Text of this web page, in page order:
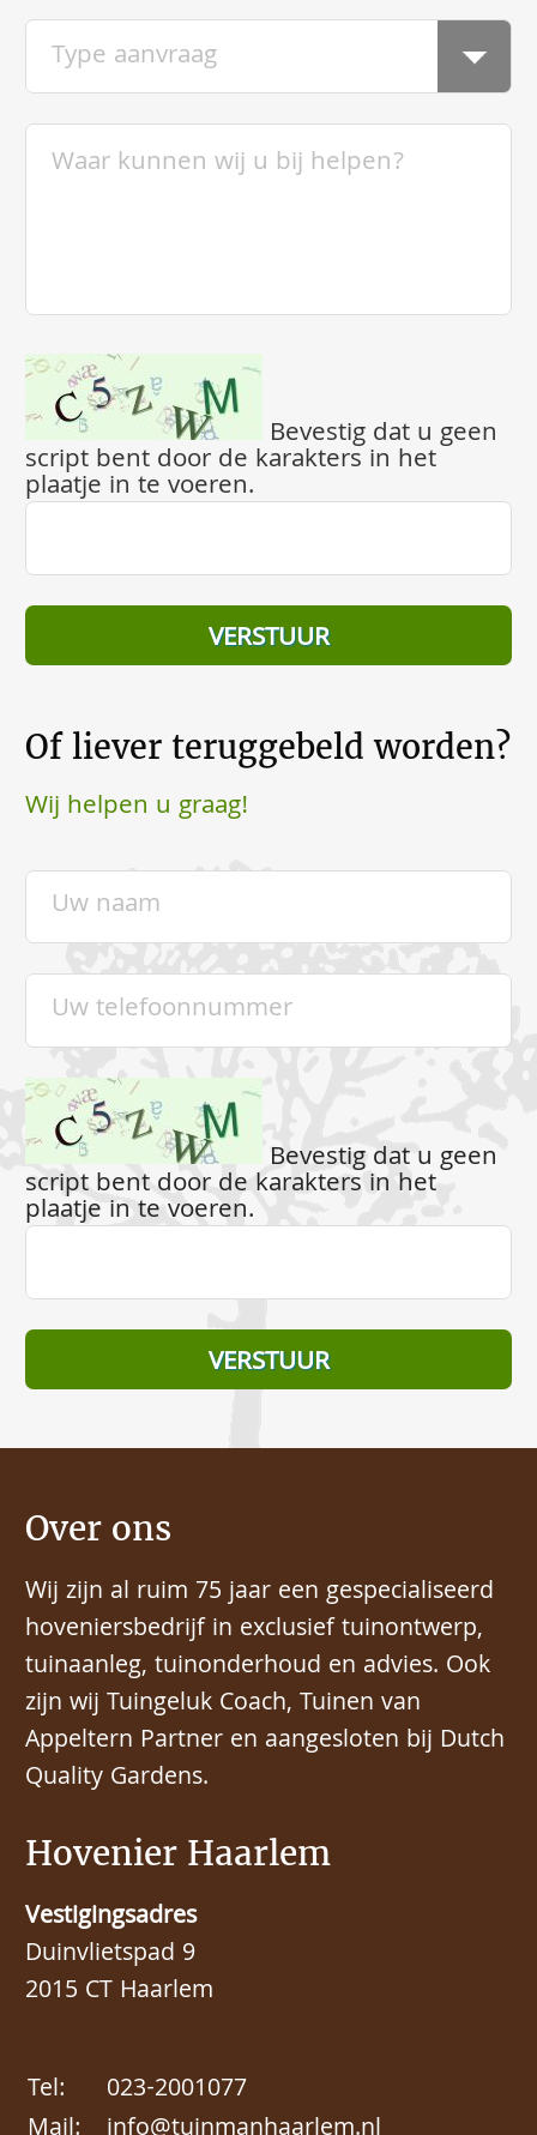
Bevestig dat u geen
script bent door de karakters in het
plaatje in te voeren.
Of liever teruggebeld worden?
Wij helpen u graag!
Bevestig dat u geen
script bent door de karakters in het
plaatje in te voeren.
Hovenier Haarlem
Vestigingsadres
Duinvlietspad 9
2015 CT Haarlem
Tel:
023-2001077
Over ons
Wij zijn al ruim 75 jaar een gespecialiseerd
hoveniersbedrijf in exclusief tuinontwerp,
tuinaanleg, tuinonderhoud en advies. Ook
zijn wij Tuingeluk Coach, Tuinen van
Appeltern Partner en aangesloten bij Dutch
Quality Gardens.